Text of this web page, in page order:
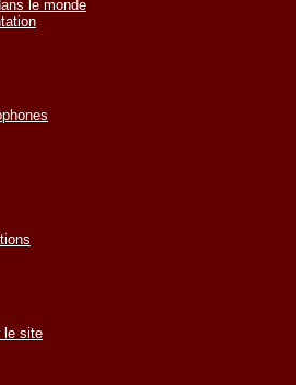
le monde
le site